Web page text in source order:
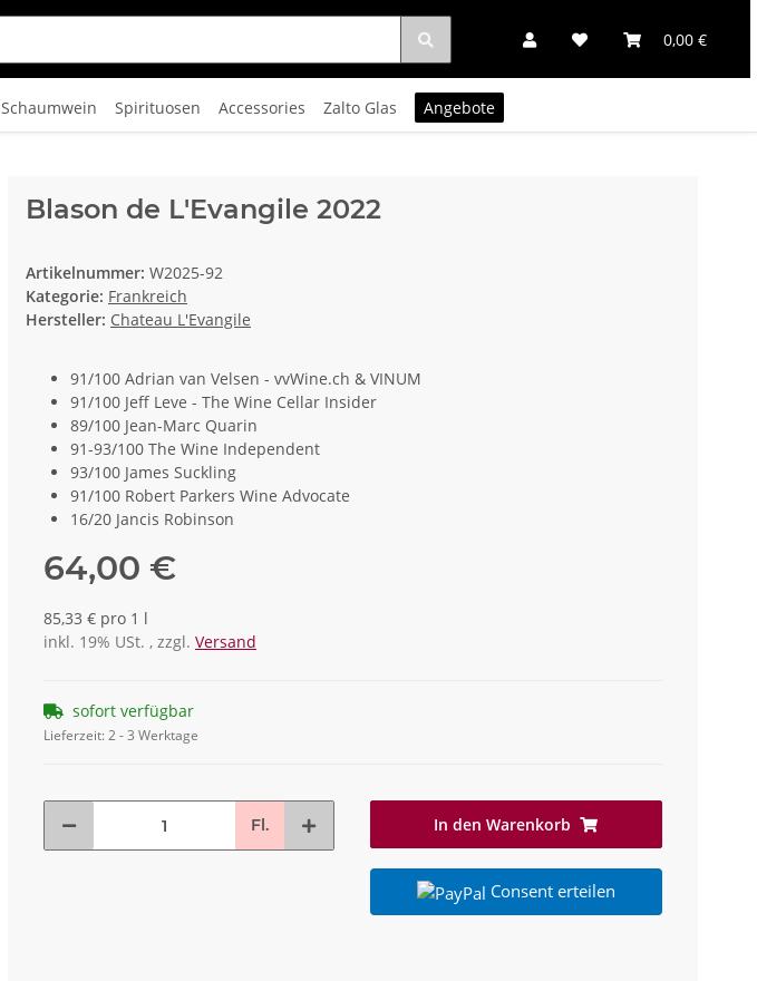
0,00 €
Schaumwein Spirituosen Accessories Zalto Glas Angebote
Blason de L'Evangile 2022
Artikelnummer: W2025-92
Kategorie: Frankreich
Hersteller: Chateau L'Evangile
91/100 Adrian van Velsen - vvWine.ch & VINUM
91/100 Jeff Leve - The Wine Cellar Insider
89/100 Jean-Marc Quarin
91-93/100 The Wine Independent
93/100 James Suckling
91/100 Robert Parkers Wine Advocate
16/20 Jancis Robinson
64,00 €
85,33 € pro 1 l
inkl. 19% USt. , zzgl. Versand
sofort verfügbar
Lieferzeit:2 - 3 Werktage
Fl. In den Warenkorb
Consent erteilen